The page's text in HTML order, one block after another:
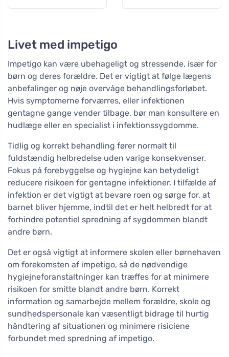
Livet med impetigo
Impetigo kan være ubehageligt og stressende, især for
børn og deres forældre. Det er vigtigt at følge lægens
anbefalinger og nøje overvåge behandlingsforløbet.
Hvis symptomerne forværres, eller infektionen
gentagne gange vender tilbage, bør man konsultere en
hudlæge eller en specialist i infektionssygdomme.
Tidlig og korrekt behandling fører normalt til
fuldstændig helbredelse uden varige konsekvenser.
Fokus på forebyggelse og hygiejne kan betydeligt
reducere risikoen for gentagne infektioner. I tilfælde af
infektion er det vigtigt at bevare roen og sørge for, at
barnet bliver hjemme, indtil det er helt helbredt for at
forhindre potentiel spredning af sygdommen blandt
andre børn.
Det er også vigtigt at informere skolen eller børnehaven
om forekomsten af impetigo, så de nødvendige
hygiejneforanstaltninger kan træffes for at minimere
risikoen for smitte blandt andre børn. Korrekt
information og samarbejde mellem forældre, skole og
sundhedspersonale kan væsentligt bidrage til hurtig
håndtering af situationen og minimere risiciene
forbundet med spredning af impetigo.